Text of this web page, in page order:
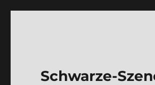
Schwarze-